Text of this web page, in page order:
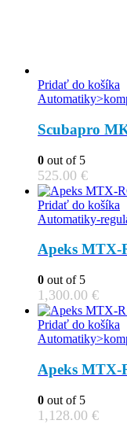
Pridať do košíka
Scubapro
0 out of 5
525.00 €
Pridať do košíka
Automatiky-
Apeks MTX-
0 out of 5
1,300.00 €
Pridať do košíka
Apeks MTX-
0 out of 5
1,128.00 €